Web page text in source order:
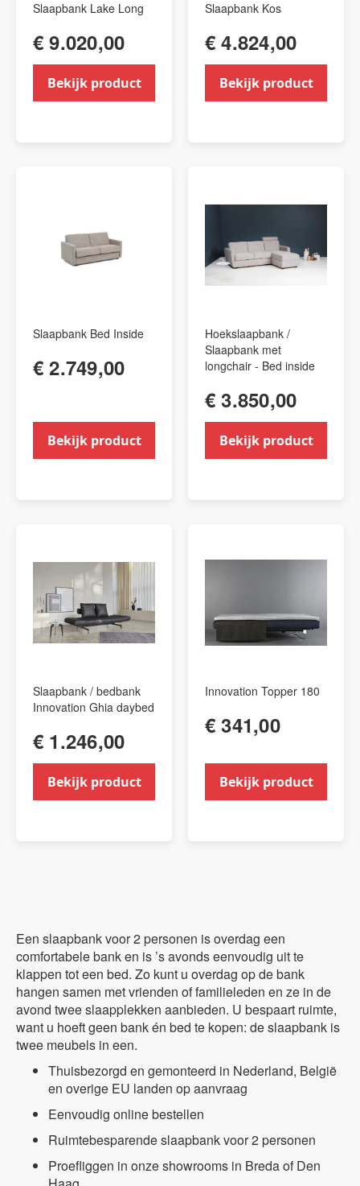
Slaapbank Lake Long
€ 9.020,00
Bekijk product
Slaapbank Kos
€ 4.824,00
Bekijk product
Slaapbank Bed Inside
€ 2.749,00
Bekijk product
Hoekslaapbank /
Slaapbank met
longchair - Bed inside
€ 3.850,00
Bekijk product
Slaapbank / bedbank
Innovation Ghia daybed
€ 1.246,00
Bekijk product
Innovation Topper 180
€ 341,00
Bekijk product
Een slaapbank voor 2 personen is overdag een
comfortabele bank en is ’s avonds eenvoudig uit te
klappen tot een bed. Zo kunt u overdag op de bank
hangen samen met vrienden of familieleden en ze in de
avond twee slaapplekken aanbieden. U bespaart ruimte,
want u hoeft geen bank én bed te kopen: de slaapbank is
twee meubels in een.
Thuisbezorgd en gemonteerd in Nederland, België
en overige EU landen op aanvraag
Eenvoudig online bestellen
Ruimtebesparende slaapbank voor 2 personen
Proefliggen in onze showrooms in Breda of Den